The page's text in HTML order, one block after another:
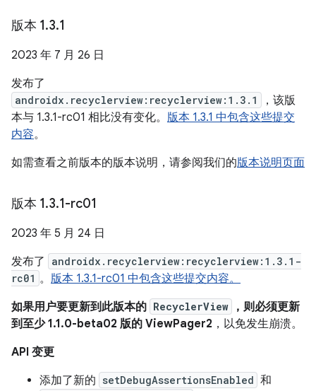
版本 1.3.1
2023 年 7 月 26 日
发布了
androidx.recyclerview:recyclerview:1.3.1
，该版
本与 1.3.1-rc01 相比没有变化。 版本 1.3.1 中包含这些提交
内容。
如需查看之前版本的版本说明，请参阅我们的版本说明页面
版本 1.3.1-rc01
2023 年 5 月 24 日
发布了
androidx.recyclerview:recyclerview:1.3.1-
rc01 。 版本 1.3.1-rc01 中包含这些提交内容。
如果用户要更新到此版本的 RecyclerView
，则必须更新
到至少 1.1.0-beta02 版的 ViewPager2 ，以免发生崩溃。
API 变更
添加了新的 setDebugAssertionsEnabled 和